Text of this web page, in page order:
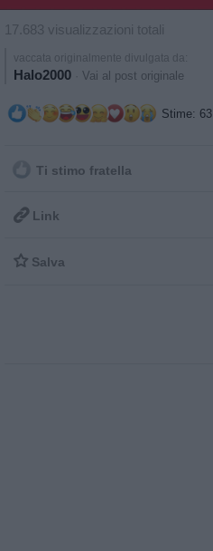
17.683 visualizzazioni totali
vaccata originalmente divulgata da:
Halo2000 Vai al post originale
Stime: 63
Ti stimo fratella
 Link
 Salva